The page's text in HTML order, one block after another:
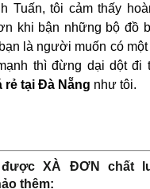
Tuấn, tôi cảm thấy
khi bận những bộ đồ
là người muốn có
thì đừng dại dột đi
rẻ tại Đà Nẵng như tôi.
XÀ ĐƠN chất
thêm: